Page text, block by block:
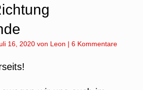
16, 2020 von Leon | 6 Kommentare